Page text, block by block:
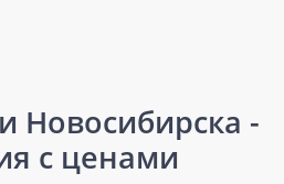
Новосибирска -
с ценами